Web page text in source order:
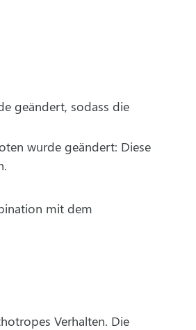
geändert, sodass die
wurde geändert: Diese
mit dem
Verhalten. Die